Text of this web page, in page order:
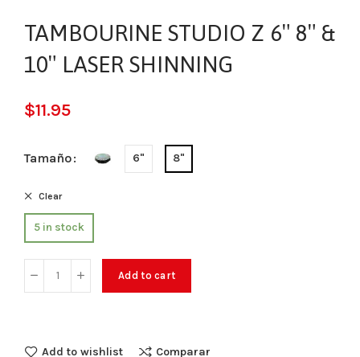
TAMBOURINE STUDIO Z 6″ 8″ &
10″ LASER SHINNING
$11.95
Tamaño 6" 8"
Clear
5 in stock
Add to cart
Add to wishlist Comparar